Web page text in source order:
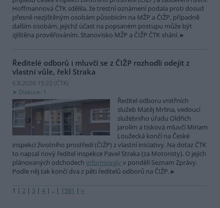
Hoffmannová ČTK sdělila, že trestní oznámení podala proti dosud
přesně nezjištěným osobám působícím na MŽP a ČIŽP, případně
dalším osobám, jejichž účast na popsaném postupu může být
zjištěna prověřováním. Stanovisko MŽP a ČIŽP ČTK shání.
Ředitelé odborů i mluvčí se z ČIŽP rozhodli odejít z
vlastní vůle, řekl Straka
6.8.2026 15:22 (ČTK)
Diskuse: 1
Ředitel odboru vnitřních
služeb Matěj Mrlina, vedoucí
služebního úřadu Oldřich
Jarolím a tisková mluvčí Miriam
Loužecká končí na České
inspekci životního prostředí (ČIŽP) z vlastní iniciativy. Na dotaz ČTK
to napsal nový ředitel inspekce Pavel Straka (za Motoristy). O jejich
plánovaných odchodech informovaly v pondělí Seznam Zprávy.
Podle něj tak končí dva z pěti ředitelů odborů na ČIŽP.
1 | 2 | 3 | 4 | .. | 1581 | »